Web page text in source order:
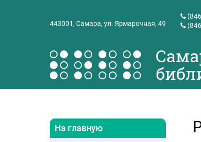
443001, Самара, ул. Ярмарочная, 49
На главную